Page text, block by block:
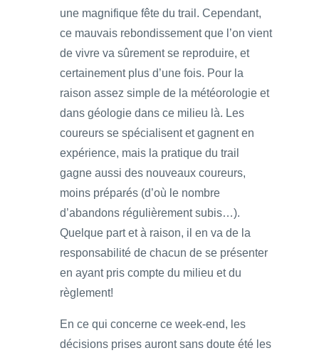
une magnifique fête du trail. Cependant,
ce mauvais rebondissement que l’on vient
de vivre va sûrement se reproduire, et
certainement plus d’une fois. Pour la
raison assez simple de la météorologie et
dans géologie dans ce milieu là. Les
coureurs se spécialisent et gagnent en
expérience, mais la pratique du trail
gagne aussi des nouveaux coureurs,
moins préparés (d’où le nombre
d’abandons régulièrement subis…).
Quelque part et à raison, il en va de la
responsabilité de chacun de se présenter
en ayant pris compte du milieu et du
règlement!
En ce qui concerne ce week-end, les
décisions prises auront sans doute été les